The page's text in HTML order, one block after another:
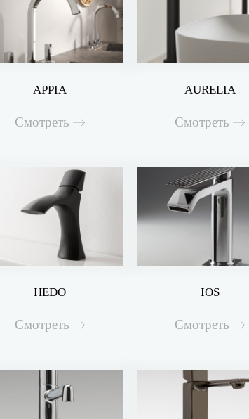
APPIA
Смотреть
AURELIA
Смотреть
HEDO
Смотреть
IOS
Смотреть